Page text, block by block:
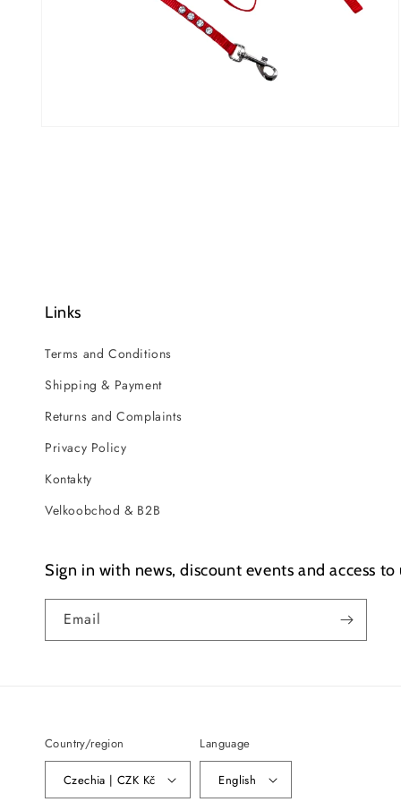
Links
Terms and Conditions
Shipping & Payment
Returns and Complaints
Privacy Policy
Kontakty
Velkoobchod & B2B
Sign in with news, discount events and access
Email
Country/region
Czechia | CZK Kč
Language
English